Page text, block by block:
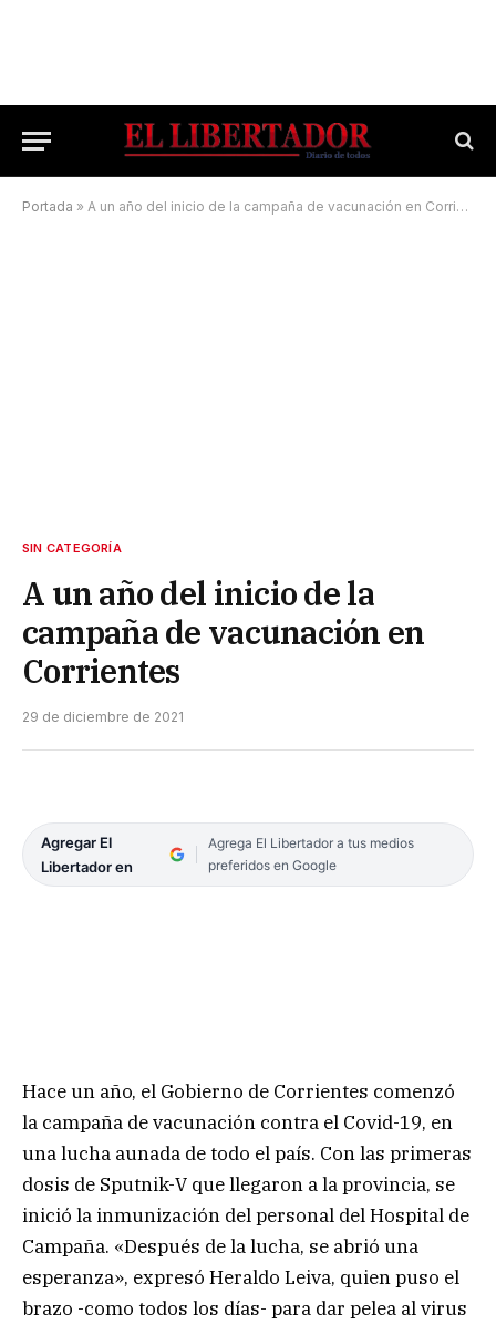
Portada » A un año del inicio de la campaña de vacunación en Corrientes
SIN CATEGORÍA
A un año del inicio de la
campaña de vacunación en
Corrientes
29 de diciembre de 2021
Agregar El
Libertador en
Agrega El Libertador a tus medios
preferidos en Google
Hace un año, el Gobierno de Corrientes comenzó
la campaña de vacunación contra el Covid-19, en
una lucha aunada de todo el país. Con las primeras
dosis de Sputnik-V que llegaron a la provincia, se
inició la inmunización del personal del Hospital de
Campaña. «Después de la lucha, se abrió una
esperanza», expresó Heraldo Leiva, quien puso el
brazo -como todos los días- para dar pelea al virus